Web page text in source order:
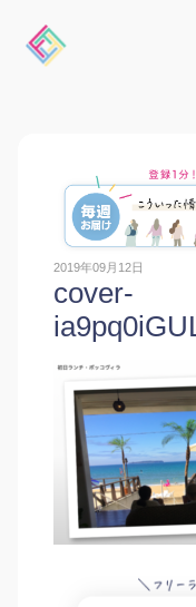
2019年09月12日
cover-